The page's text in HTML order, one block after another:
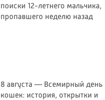
поиски 12-летнего мальчика,
пропавшего неделю назад
8 августа — Всемирный день
кошек: история, открытки и